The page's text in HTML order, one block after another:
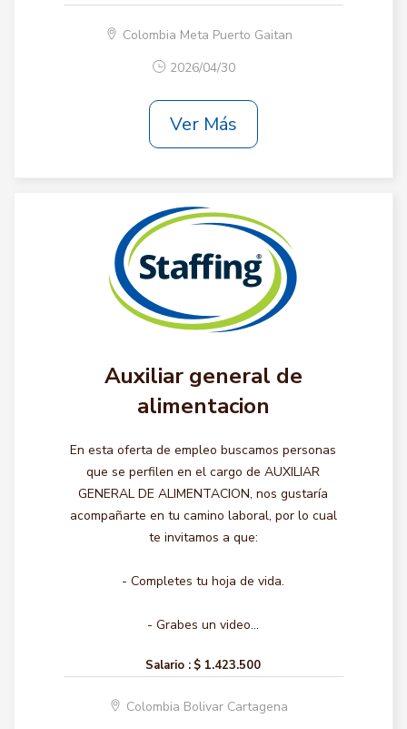
Colombia Meta Puerto Gaitan
2026/04/30
Ver Más
Auxiliar general de
alimentacion
En esta oferta de empleo buscamos personas
que se perfilen en el cargo de AUXILIAR
GENERAL DE ALIMENTACION, nos gustaría
acompañarte en tu camino laboral, por lo cual
te invitamos a que:
- Completes tu hoja de vida.
- Grabes un video...
Salario : $ 1.423.500
Colombia Bolivar Cartagena